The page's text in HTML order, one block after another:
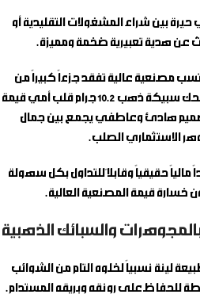
بين شراء المشغولات التقليدية أو
عن هدية تعبيرية ضخمة ومميزة.
مصنعية عالية تفقد جزءاً كبيراً من
سبيكة ذهب 10.2 جرام قلب أمي
قيمة
عيار 24 مع تصميم هادئ وعاطفي يجمع بين جمال
الاستثماري الصلب.
حقيقياً وقابلاً للتداول بكل سهولة
قيمة المصنعية العالية.
والسبائك الذهبية
عيار 24 يتميز بطبيعة لينة نسبياً لخلوه التام من الشوائب
للحفاظ على رونقه وبريقه المستدام.